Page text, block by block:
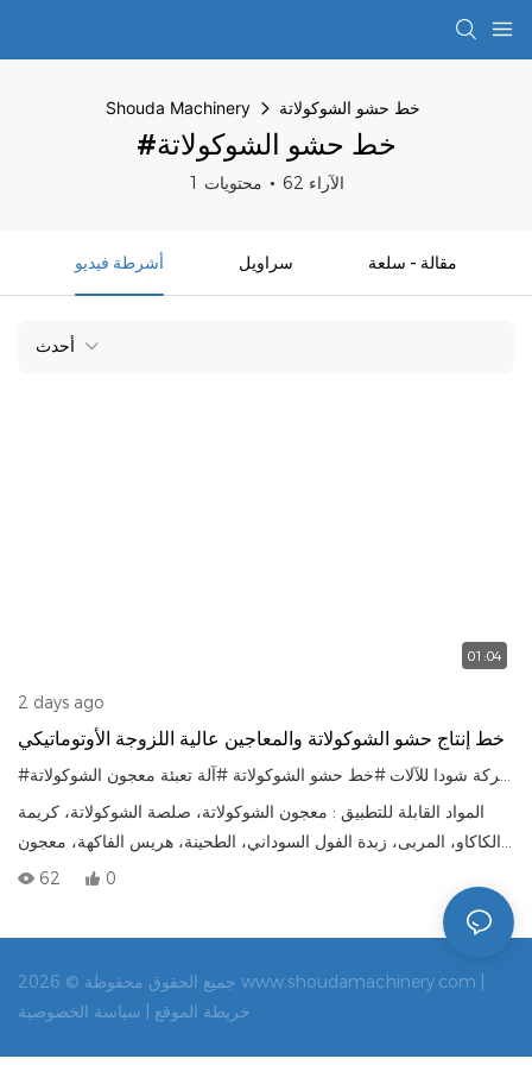
Shouda Machinery خط حشو الشوكولاتة
#خط حشو الشوكولاتة
1 محتويات 62 الآراء
أشرطة فيديو سراويل مقالة - سلعة
أحدث
01:04
2 days ago
خط إنتاج حشو الشوكولاتة والمعاجين عالية اللزوجة الأوتوماتيكي
بالكامل من شركة شودا للآلات
#شركة شودا للآلات #خط حشو الشوكولاتة #آلة تعبئة معجون الشوكولاتة
المواد القابلة للتطبيق : معجون الشوكولاتة، صلصة الشوكولاتة، كريمة
الكاكاو، المربى، زبدة الفول السوداني، الطحينة، هريس الفاكهة، معجون
سميك عالي اللزوجة
تصميم متخصص للشوكولاتة عالية اللزوجة والمعجون السميك تم تصميم
خط التعبئة الأوتوماتيكي بالكامل هذا خصيصًا للمواد عالية اللزوجة مثل
بما في ذلك ضعف السيولة، وتراكم المواد، وعدم استقرار التغذية،
وسهولة الانسداد، مما يضمن تعبئة مستمرة ومتجانسة لجميع منتجات
62 0
جميع الحقوق محفوظة © 2026 www.shoudamachinery.com |
خريطة الموقع |
سياسة الخصوصية